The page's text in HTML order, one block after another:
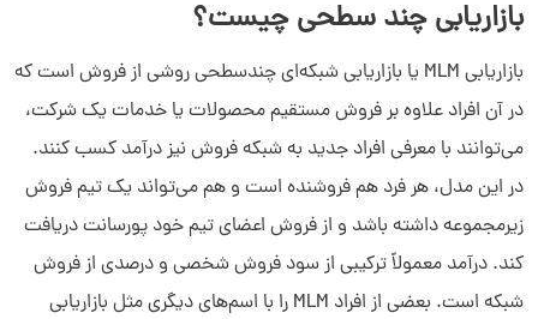
بازاریابی چند سطحی چیست؟
بازاریابی MLM یا بازاریابی شبکه‌ای چندسطحی روشی از فروش است که
در آن افراد علاوه بر فروش مستقیم محصولات یا خدمات یک شرکت،
می‌توانند با معرفی افراد جدید به شبکه فروش نیز درآمد کسب کنند.
در این مدل، هر فرد هم فروشنده است و هم می‌تواند یک تیم فروش
زیرمجموعه داشته باشد و از فروش اعضای تیم خود پورسانت دریافت
کند. درآمد معمولاً ترکیبی از سود فروش شخصی و درصدی از فروش
شبکه است. بعضی از افراد MLM را با اسم‌های دیگری مثل بازاریابی